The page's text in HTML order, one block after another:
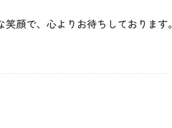
顔で、心よりお待ちしております。